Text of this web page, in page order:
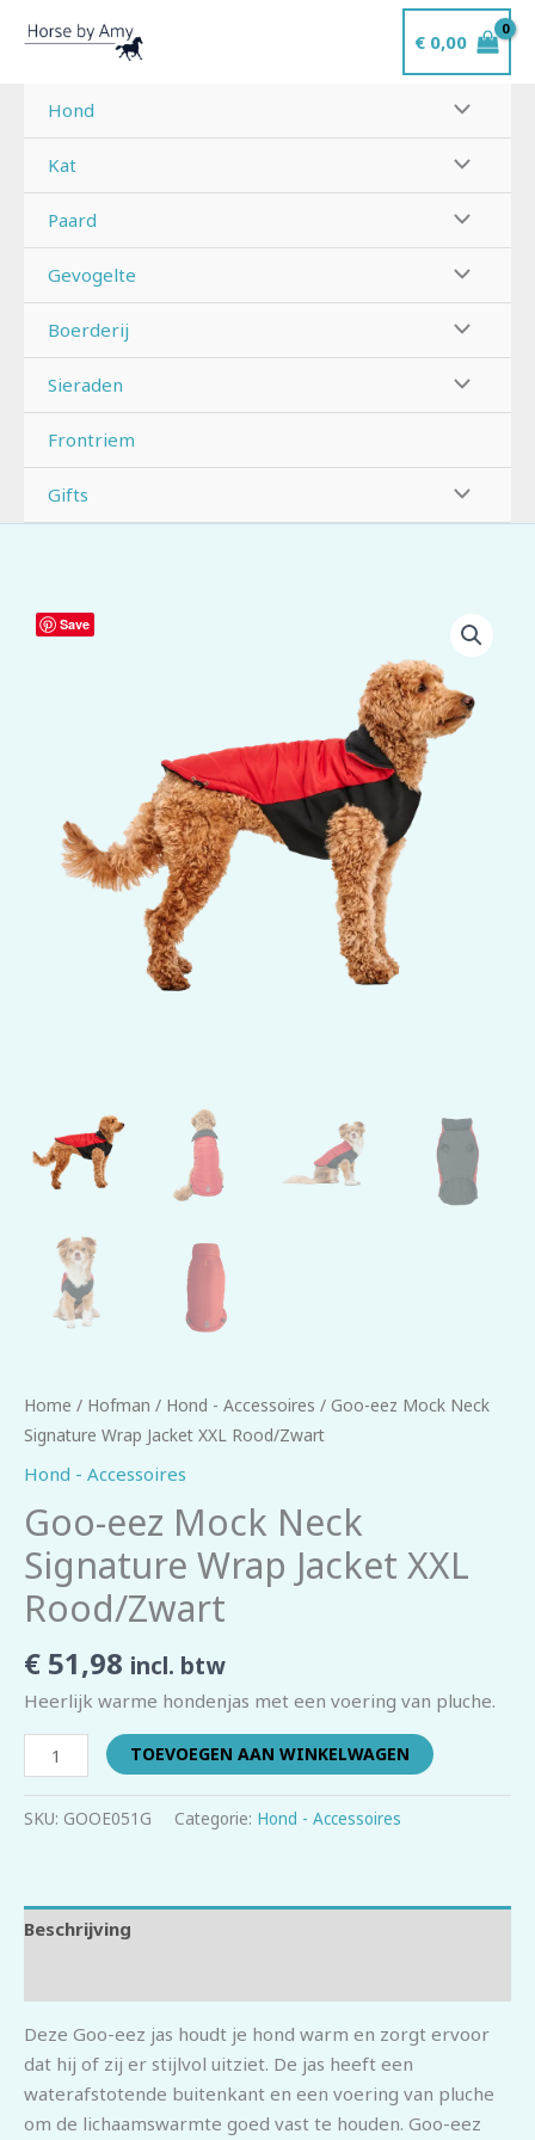
naar
inhoud
€0,00
Hond
Kat
Paard
Gevogelte
Boerderij
Sieraden
Frontriem
Gifts
Save
Home / Hofman / Hond - Accessoires / Goo-eez Mock Neck
Signature Wrap Jacket XXL Rood/Zwart
Hond - Accessoires
Goo-eez Mock Neck
Signature Wrap Jacket XXL
Rood/Zwart
€ 51,98 incl. btw
Heerlijk warme hondenjas met een voering van pluche.
Goo-
eez
Rood/Zwart
aantal
TOEVOEGEN AAN WINKELWAGEN
SKU: GOOE051G Categorie: Hond - Accessoires
Beschrijving
Deze Goo-eez jas houdt je hond warm en zorgt ervoor
dat hij of zij er stijlvol uitziet. De jas heeft een
waterafstotende buitenkant en een voering van pluche
om de lichaamswarmte goed vast te houden. Goo-eez